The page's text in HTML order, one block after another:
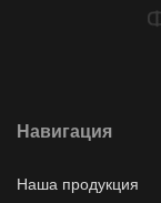
Навигация
Наша продукция